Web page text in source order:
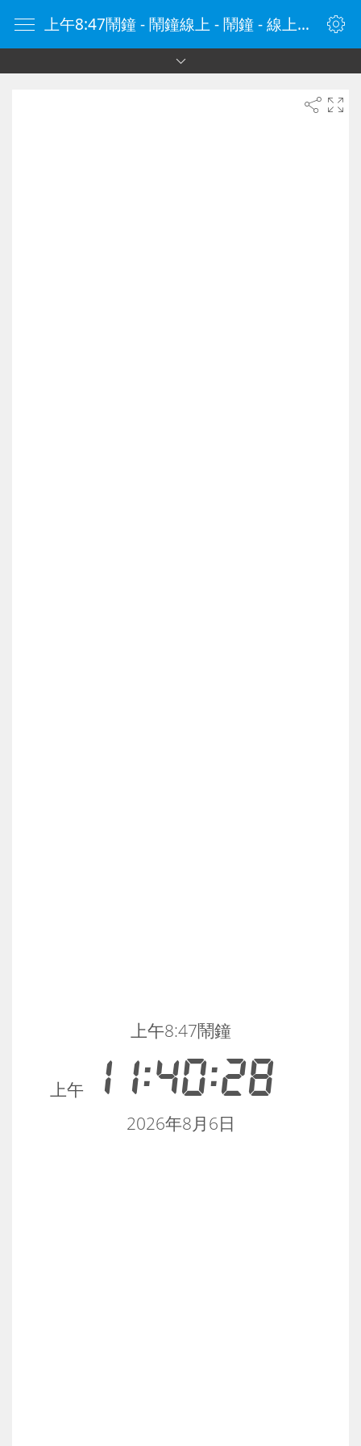
上午8:47鬧鐘 - 鬧鐘線上 - 鬧鐘 - 線上鬧鐘 - 在線鬧鐘 - 鬧鐘在線 - naozhong.tw
上午 11:40:28
上午8:47鬧鐘
2026年8月6日